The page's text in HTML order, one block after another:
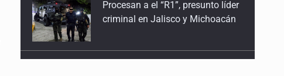
Balean a hombre en calles de la
colonia Buenos Aires; detonación